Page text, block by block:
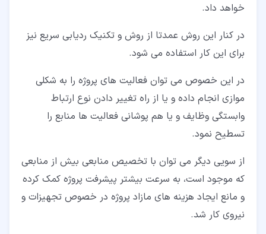
خواهد داد.
در کنار این روش عمدتا از روش و تکنیک ردیابی سریع نیز
برای این کار استفاده می شود.
در این خصوص می توان فعالیت های پروژه را به شکلی
موازی انجام داده و یا از راه تغییر دادن نوع ارتباط
وابستگی وظایف و یا هم پوشانی فعالیت ها منابع را
تسطیح نمود.
از سویی دیگر می توان با تخصیص منابعی بیش از منابعی
که موجود است، به سرعت بیشتر پیشرفت پروژه کمک کرده
و مانع ایجاد هزینه های مازاد پروژه در خصوص تجهیزات و
نیروی کار شد.